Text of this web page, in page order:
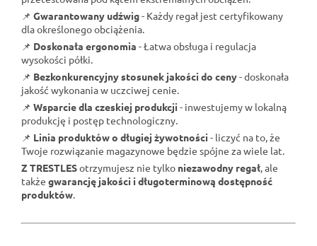
📌 Gwarantowany udźwig- Każdy regał jest certyfikowany
dla określonego obciążenia.
📌 Doskonała ergonomia - Łatwa obsługa i regulacja
wysokości półki.
📌 Bezkonkurencyjny stosunek jakości do ceny- doskonała
jakość wykonania w uczciwej cenie.
📌 Wsparcie dla czeskiej produkcji - inwestujemy w lokalną
produkcję i postęp technologiczny.
📌 Linia produktów o długiej żywotności - liczyć na to, że
Twoje rozwiązanie magazynowe będzie spójne za wiele lat.
Z TRESTLESotrzymujesz nie tylko niezawodny regał , ale
także gwarancję jakości i długoterminową dostępność
produktów